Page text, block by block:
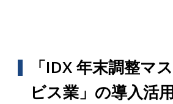
「IDX 年末調整マ
ビス業」の導入活